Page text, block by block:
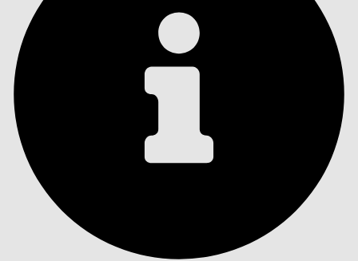
Table des matières
TABLE DES MATIÈRES
Rechercher